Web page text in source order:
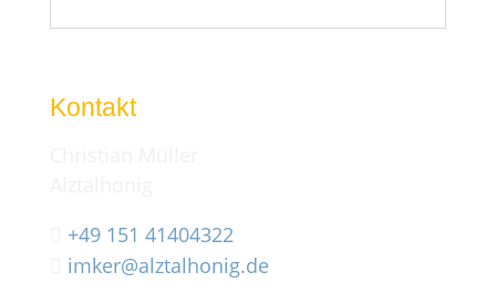
Kontakt
+49 151 41404322
imker@alztalhonig.de